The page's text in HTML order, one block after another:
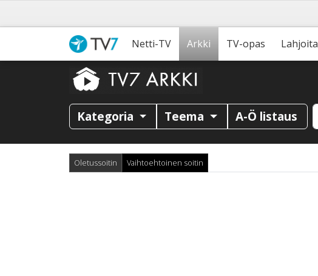
Netti-TV Arkki TV-opas Lahjoita
Kategoria Teema A-Ö listaus
Oletussoitin Vaihtoehtoinen soitin